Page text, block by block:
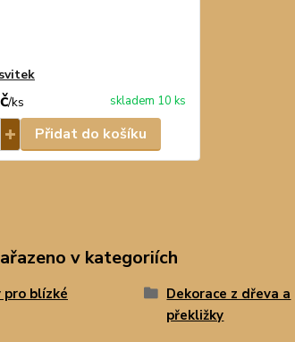
/ks skladem 10 ks
Přidat do košíku
v kategoriích
pro blízké
Dekorace z dřeva a
překližky